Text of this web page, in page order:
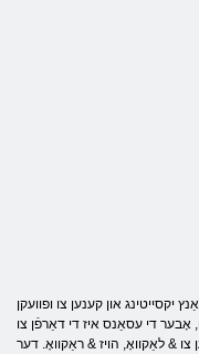
און קענען צו ופוועקן
אָבער די עסאַנס איז די דאַרפֿן צו
צו & לאַקוואָ, הויז & ראַקוואָ. דער